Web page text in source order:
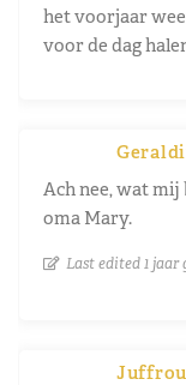
het voorjaar
voor de dag
Ach nee, wat
oma Mary.
Last edited 1 jaar